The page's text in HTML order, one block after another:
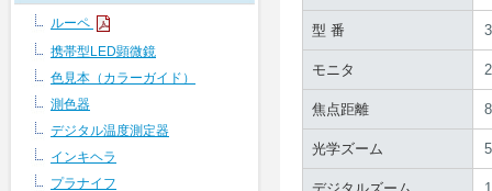
ルーペ
携帯型LED顕微鏡
色見本（カラーガイド）
測色器
デジタル温度測定器
インキヘラ
プラナイフ
型 番
モニタ
焦点距離
光学ズーム